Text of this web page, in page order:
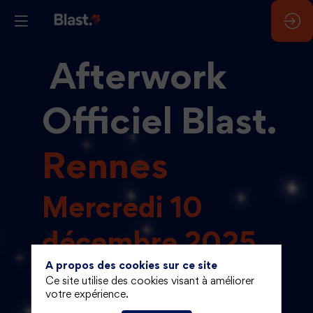
Afterwork
Officiel Blast.
Rennes
Mercredi 10
décembre 2025
19h - Minuit
A propos des cookies sur ce site
Ce site utilise des cookies visant à améliorer
votre expérience.